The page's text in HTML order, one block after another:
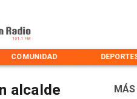
COMUNIDAD
MÁS
alcalde